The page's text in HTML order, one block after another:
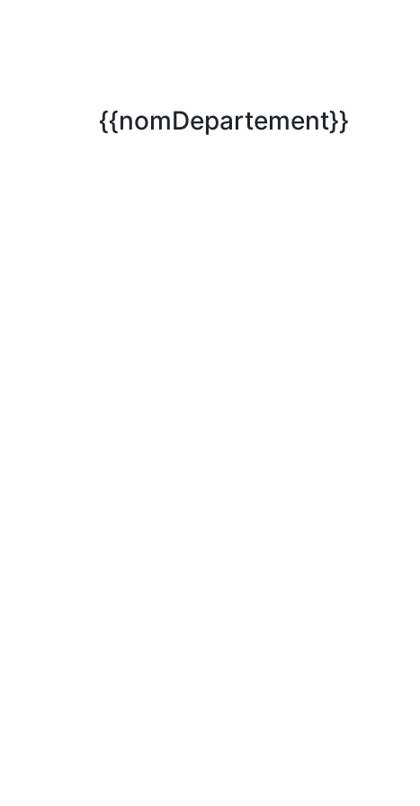
{{nomDepartement}}